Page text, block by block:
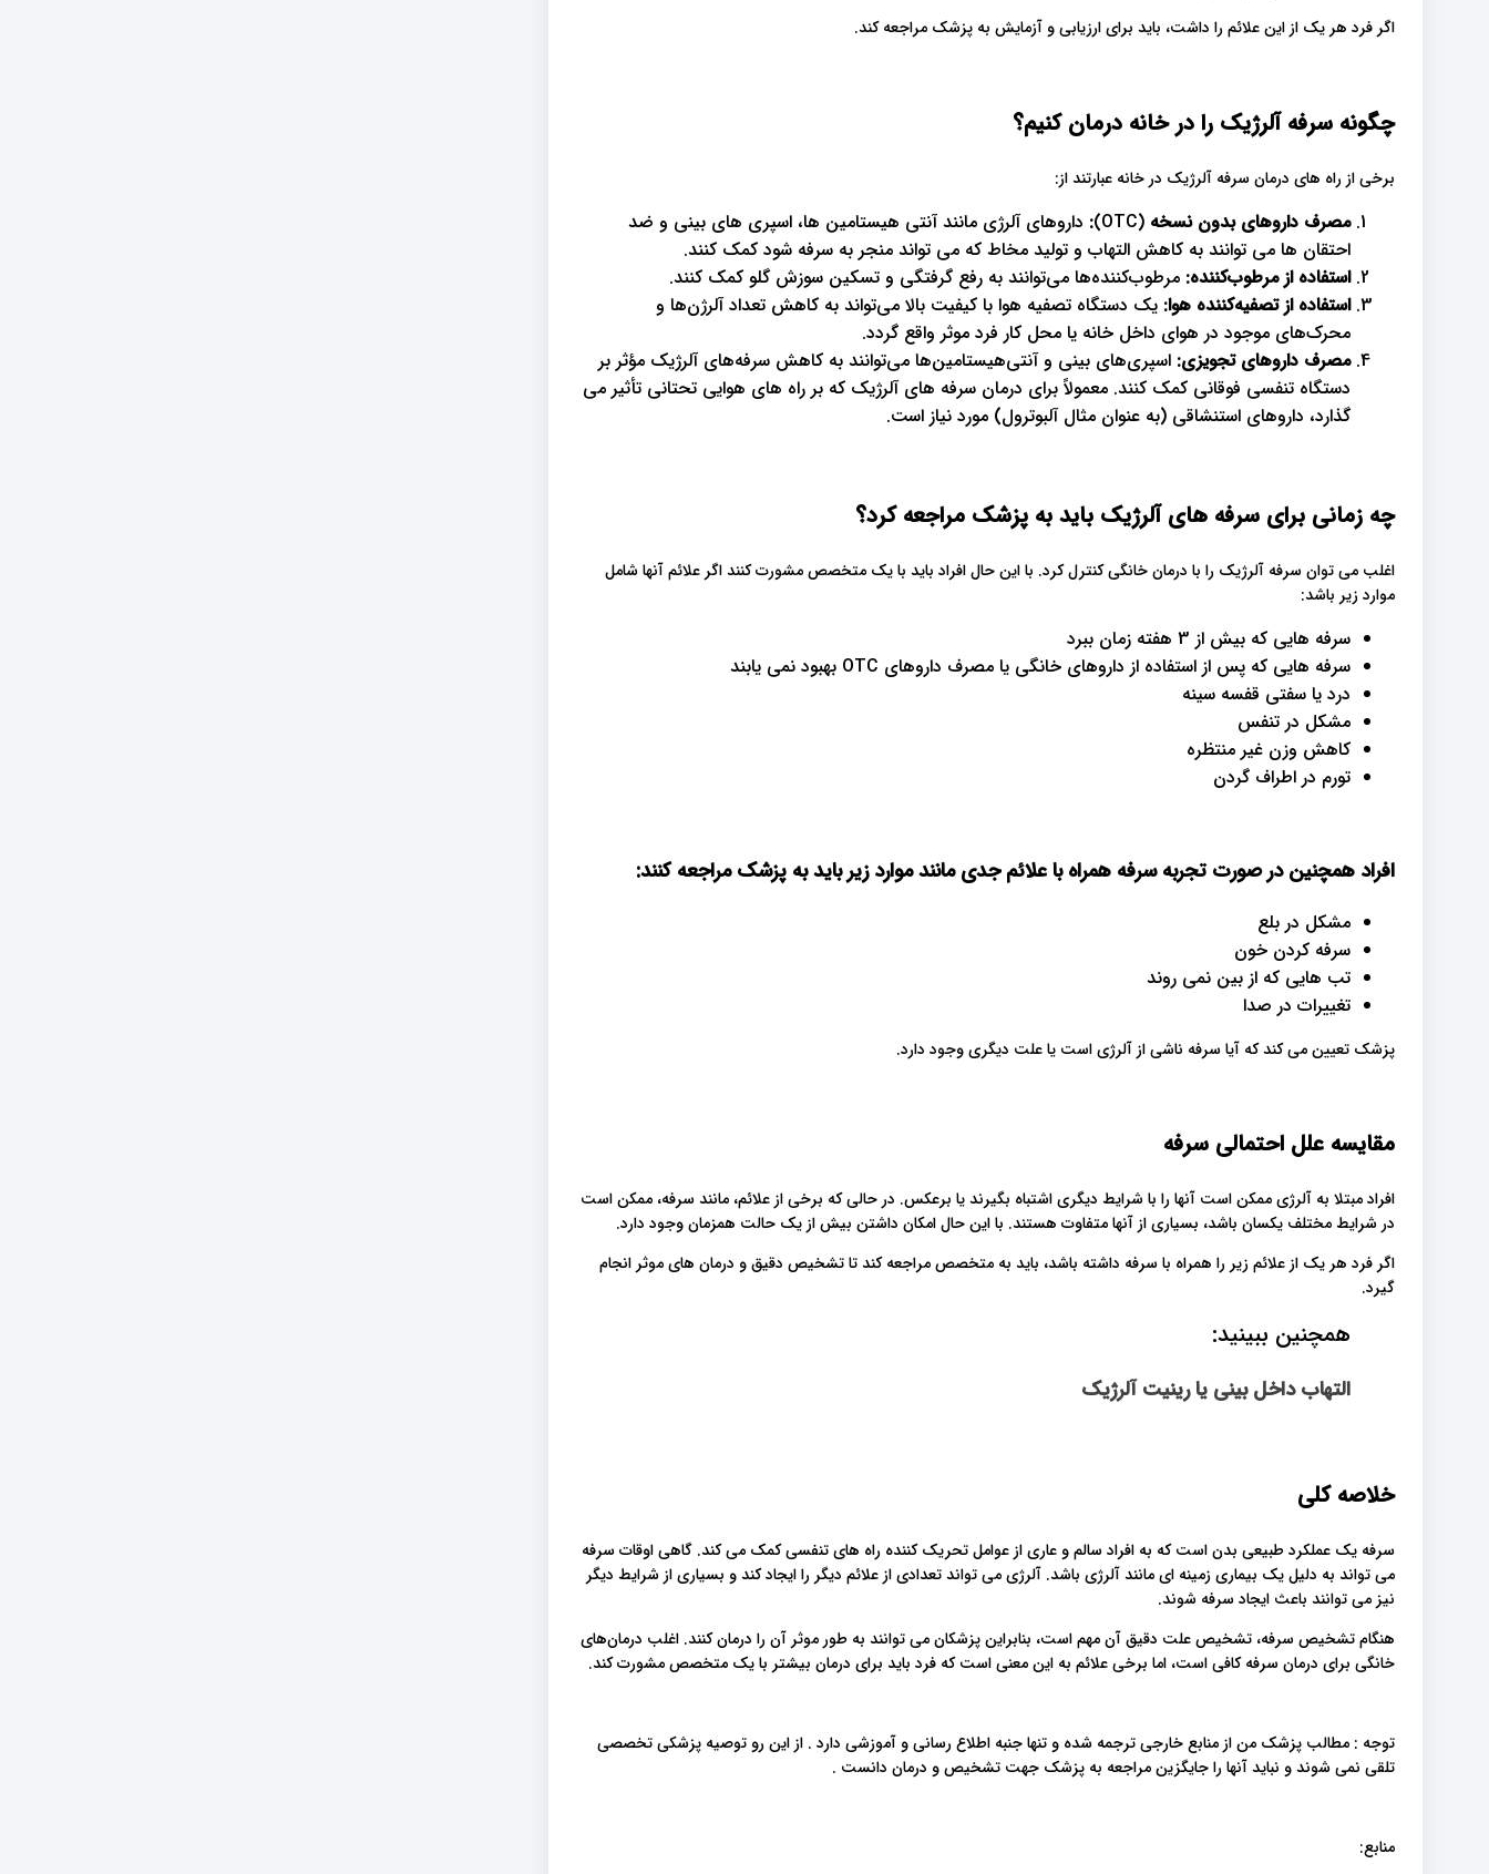
اگر فرد هر یک از این علائم را داشت، باید برای ارزیابی و آزمایش به پزشک مراجعه کند.
چگونه سرفه آلرژیک را در خانه درمان کنیم؟
برخی از راه های درمان سرفه آلرژیک در خانه عبارتند از:
مصرف داروهای بدون نسخه (OTC)
: داروهای آلرژی مانند آنتی هیستامین ها، اسپری های بینی و ضد
احتقان ها می توانند به کاهش التهاب و تولید مخاط که می تواند منجر به سرفه شود کمک کنند.
استفاده از مرطوب‌کننده: مرطوب‌کننده‌ها می‌توانند به رفع گرفتگی و تسکین سوزش گلو کمک کنند.
استفاده از تصفیه‌کننده هوا: یک دستگاه تصفیه هوا با کیفیت بالا می‌تواند به کاهش تعداد آلرژن‌ها و
محرک‌های موجود در هوای داخل خانه یا محل کار فرد موثر واقع گردد.
مصرف داروهای تجویزی: اسپری‌های بینی و آنتی‌هیستامین‌ها می‌توانند به کاهش سرفه‌های آلرژیک مؤثر بر
دستگاه تنفسی فوقانی کمک کنند. معمولاً برای درمان سرفه های آلرژیک که بر راه های هوایی تحتانی تأثیر می
گذارد، داروهای استنشاقی (به عنوان مثال آلبوترول) مورد نیاز است.
چه زمانی برای سرفه های آلرژیک باید به پزشک مراجعه کرد؟
اغلب می توان سرفه آلرژیک را با درمان خانگی کنترل کرد. با این حال افراد باید با یک متخصص مشورت کنند اگر علائم آنها شامل
موارد زیر باشد:
سرفه هایی که بیش از 3 هفته زمان ببرد
سرفه هایی که پس از استفاده از داروهای خانگی یا مصرف داروهای OTC بهبود نمی یابند
درد یا سفتی قفسه سینه
مشکل در تنفس
کاهش وزن غیر منتظره
تورم در اطراف گردن
افراد همچنین در صورت تجربه سرفه همراه با علائم جدی مانند موارد زیر باید به پزشک مراجعه کنند:
مشکل در بلع
سرفه کردن خون
تب هایی که از بین نمی روند
تغییرات در صدا
پزشک تعیین می کند که آیا سرفه ناشی از آلرژی است یا علت دیگری وجود دارد.
مقایسه علل احتمالی سرفه
افراد مبتلا به آلرژی ممکن است آنها را با شرایط دیگری اشتباه بگیرند یا برعکس. در حالی که برخی از علائم، مانند سرفه، ممکن است
در شرایط مختلف یکسان باشد، بسیاری از آنها متفاوت هستند. با این حال امکان داشتن بیش از یک حالت همزمان وجود دارد.
اگر فرد هر یک از علائم زیر را همراه با سرفه داشته باشد، باید به متخصص مراجعه کند تا تشخیص دقیق و درمان های موثر انجام
گیرد.
همچنین ببینید:
التهاب داخل بینی یا رینیت آلرژیک
خلاصه کلی
سرفه یک عملکرد طبیعی بدن است که به افراد سالم و عاری از عوامل تحریک کننده راه های تنفسی کمک می کند. گاهی اوقات سرفه
می تواند به دلیل یک بیماری زمینه ای مانند آلرژی باشد. آلرژی می تواند تعدادی از علائم دیگر را ایجاد کند و بسیاری از شرایط دیگر
نیز می توانند باعث ایجاد سرفه شوند.
هنگام تشخیص سرفه، تشخیص علت دقیق آن مهم است، بنابراین پزشکان می توانند به طور موثر آن را درمان کنند. اغلب درمان‌های
خانگی برای درمان سرفه کافی است، اما برخی علائم به این معنی است که فرد باید برای درمان بیشتر با یک متخصص مشورت کند.
توجه : مطالب پزشک من از منابع خارجی ترجمه شده و تنها جنبه اطلاع رسانی و آموزشی دارد . از این رو توصیه پزشکی تخصصی
تلقی نمی شوند و نباید آنها را جایگزین مراجعه به پزشک جهت تشخیص و درمان دانست .
منابع: